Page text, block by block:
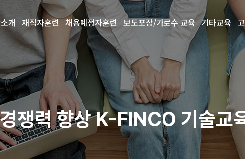
개 재직자훈련 채용예정자훈련 보도포장/가로수 교육 기타교육
쟁력 향상 K-FINCO 기술교